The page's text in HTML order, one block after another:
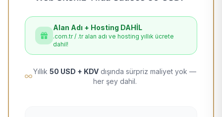
Alan Adı + Hosting DAHİL
.com.tr / .tr alan adı ve hosting yıllık ücrete
dahil!
Yıllık 50 USD + KDV dışında sürpriz maliyet yok —
her şey dahil.